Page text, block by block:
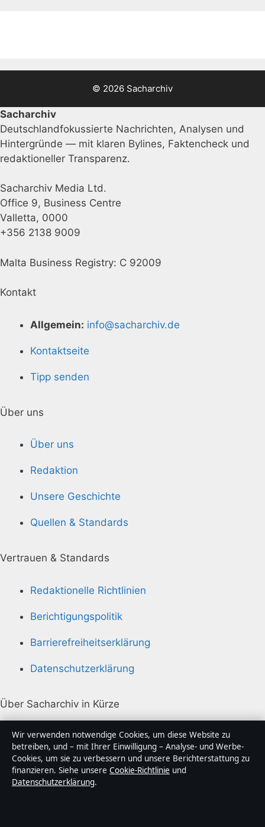
© 2026 Sacharchiv
Sacharchiv
Deutschlandfokussierte Nachrichten, Analysen und
Hintergründe — mit klaren Bylines, Faktencheck und
redaktioneller Transparenz.
Sacharchiv Media Ltd.
Office 9, Business Centre
Valletta, 0000
+356 2138 9009
Malta Business Registry: C 92009
Kontakt
Allgemein: info@sacharchiv.de
Kontaktseite
Tipp senden
Über uns
Über uns
Redaktion
Unsere Geschichte
Quellen & Standards
Vertrauen & Standards
Redaktionelle Richtlinien
Berichtigungspolitik
Barrierefreiheitserklärung
Datenschutzerklärung
Über Sacharchiv in Kürze
Sacharchiv ist ein unabhängiger digitaler
Nachrichtenanbieter mit Fokus auf Politik, Wirtschaft,
Technik und Gesellschaft in Deutschland. Jeder Artikel
trägt eine Byline, wird von einem Redakteur geprüft
und vor der Veröffentlichung faktengecheckt.
Wir verwenden notwendige Cookies, um diese Website zu
betreiben, und – mit Ihrer Einwilligung – Analyse- und Werbe-
Cookies, um sie zu verbessern und unsere Berichterstattung zu
finanzieren. Siehe unsere Cookie-Richtlinie und
Datenschutzerklärung.